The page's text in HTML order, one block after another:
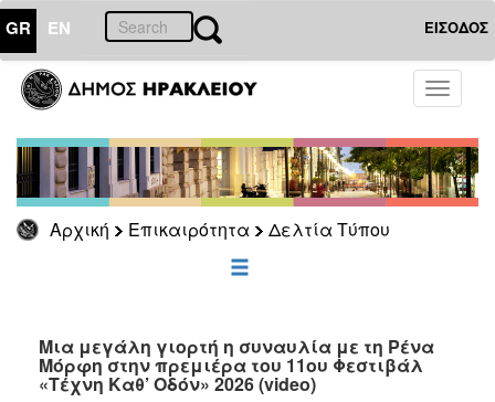
GR EN ΕΙΣΟΔΟΣ
Toggle
Αρχική Επικαιρότητα Δελτία Τύπου
ΕΠΙΚΑΙΡΟΤΗΤΑ
Τύπου
Αρχείο
ΕΠΙΣΚΕΠΤΗΣ
ΗΡΑΚΛΕΙΟ
Μια μεγάλη γιορτή η συναυλία με τη Ρένα
Μόρφη στην πρεμιέρα του 11ου Φεστιβάλ
«Τέχνη Καθ’ Οδόν» 2026 (video)